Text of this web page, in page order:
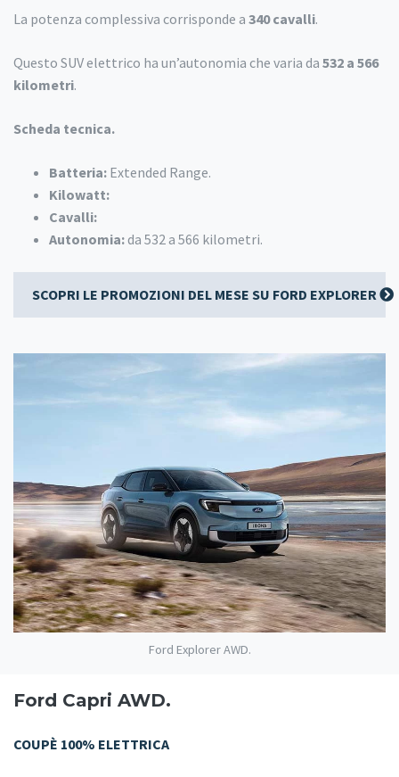
La potenza complessiva corrisponde a 340 cavalli.
Questo SUV elettrico ha un’autonomia che varia da 532 a 566
kilometri.
Scheda tecnica.
Batteria: Extended Range.
Kilowatt:
Cavalli:
Autonomia:da 532 a 566 kilometri.
SCOPRI LE PROMOZIONI DEL MESE SU FORD EXPLORER
Ford Explorer AWD.
Ford Capri AWD.
COUPÈ 100% ELETTRICA